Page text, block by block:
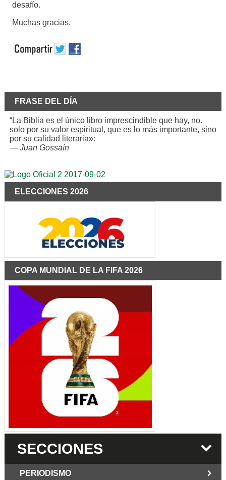
desafío.
Muchas gracias.
FRASE DEL DÍA
“La Biblia es el único libro imprescindible que hay, no.
solo por su valor espiritual, que es lo más importante, sino
por su calidad literaria»:
— Juan Gossaín
ELECCIONES 2026
COPA MUNDIAL DE LA FIFA 2026
SECCIONES
PERIODISMO